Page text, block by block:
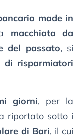
made in
macchiata da
del passato, si
di risparmiatori
giorni, per la
riportato sotto i
di Bari, il cui